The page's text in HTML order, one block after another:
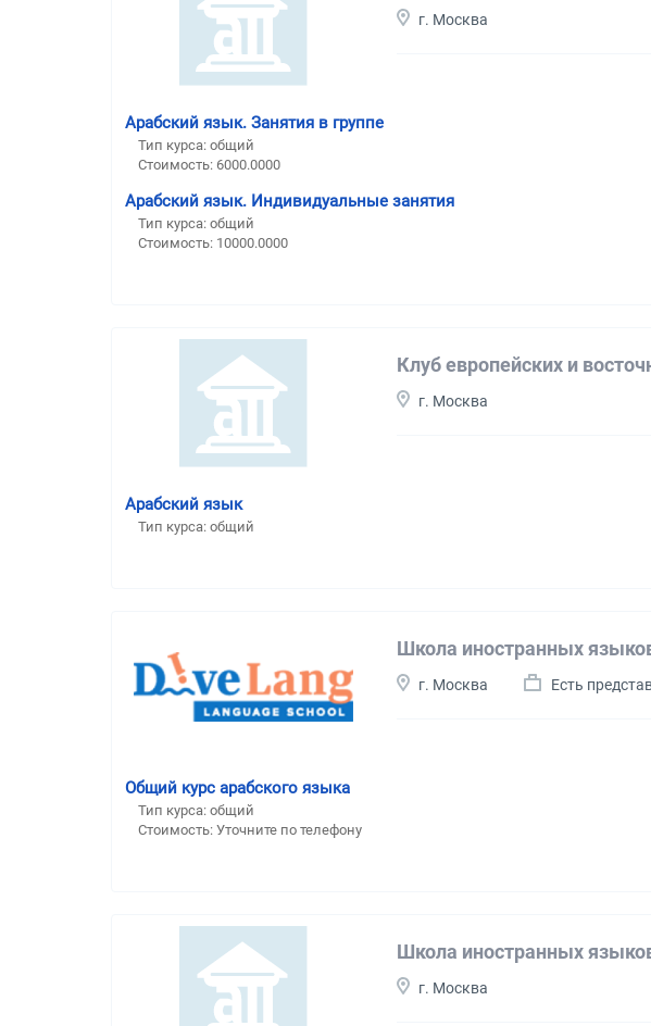
г. Москва
Арабский язык. Занятия в группе
Тип курса: общий
Стоимость: 6000.0000
Арабский язык. Индивидуальные занятия
Тип курса: общий
Стоимость: 10000.0000
Клуб европейских и
г. Москва
Арабский язык
Тип курса: общий
Школа иностранных
г. Москва Есть
Общий курс арабского языка
Тип курса: общий
Стоимость: Уточните по телефону
Школа иностранных
г. Москва